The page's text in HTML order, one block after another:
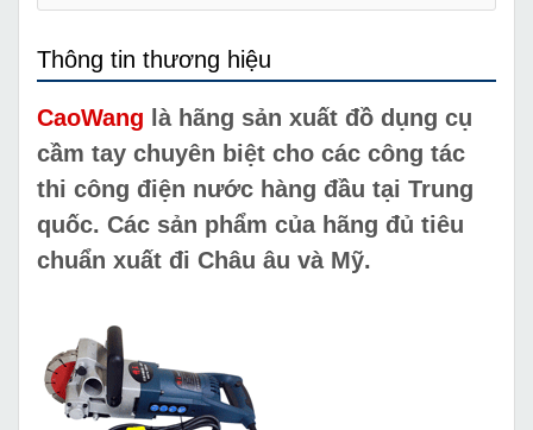
Thông tin thương hiệu
CaoWang là hãng sản xuất đồ dụng cụ
cầm tay chuyên biệt cho các công tác
thi công điện nước hàng đầu tại Trung
quốc. Các sản phẩm của hãng đủ tiêu
chuẩn xuất đi Châu âu và Mỹ.